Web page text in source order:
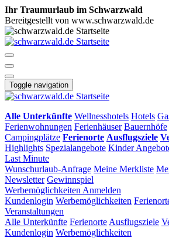
Ihr Traumurlaub im Schwarzwald
Bereitgestellt von www.schwarzwald.de
Toggle navigation
Alle Unterkünfte Wellnesshotels Hotels
Ferienwohnungen Ferienhäuser Bauernhöfe
Campingplätze Ferienorte Ausflugsziele
Highlights Spezialangebote Kinder
Last Minute
Wunschurlaub-Anfrage Meine Merkliste
Newsletter Gewinnspiel
Werbemöglichkeiten Anmelden
Kundenlogin Werbemöglichkeiten
Veranstaltungen
Alle Unterkünfte Ferienorte Ausflugsziele
Kundenlogin Werbemöglichkeiten